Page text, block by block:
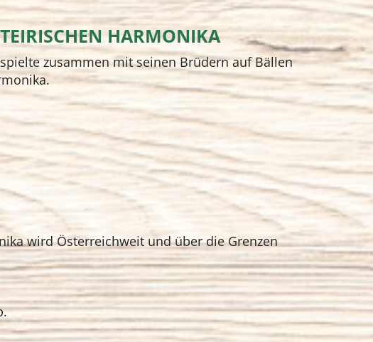
HARMONIKA
zusammen mit seinen Brüdern auf Bällen
wird Österreichweit und über die Grenzen